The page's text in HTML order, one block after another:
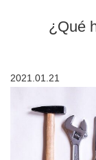
¿Qué
2021.01.21